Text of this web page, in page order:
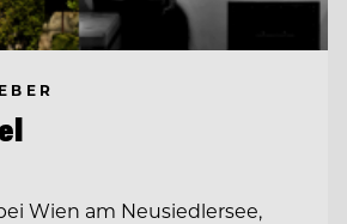
Wien am Neusiedlersee,